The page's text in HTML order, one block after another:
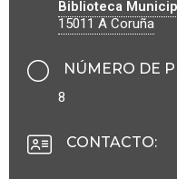
Biblioteca
15011A Coruña
NÚMERO DE
8
CONTACTO: